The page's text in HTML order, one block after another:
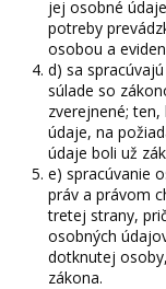
jej osobné
potreby
osobou a
d) sa
súlade so
zverejnené;
údaje, na
údaje boli už
e) spracúvanie
práv a právom
tretej strany,
osobných
dotknutej
zákona.